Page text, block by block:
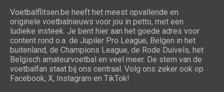
Voetbalflitsen.be heeft het meest opvallende en
originele voetbalnieuws voor jou in petto, met een
ludieke insteek. Je bent hier aan het goede adres voor
content rond o.a. de Jupiler Pro League, Belgen in het
buitenland, de Champions League, de Rode Duivels, het
Belgisch amateurvoetbal en veel meer. De stem van de
voetbalfan staat bij ons centraal. Volg ons zeker ook op
Facebook, X, Instagram en TikTok!